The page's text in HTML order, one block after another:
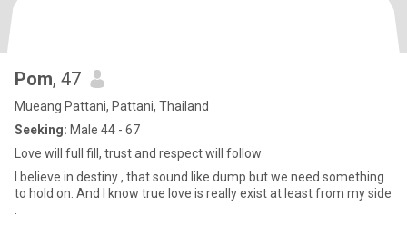
Pom, 47
Mueang Pattani, Pattani, Thailand
Seeking: Male 44 - 67
Love will full fill, trust and respect will follow
I believe in destiny , that sound like dump but we need something
to hold on. And I know true love is really exist at least from my side